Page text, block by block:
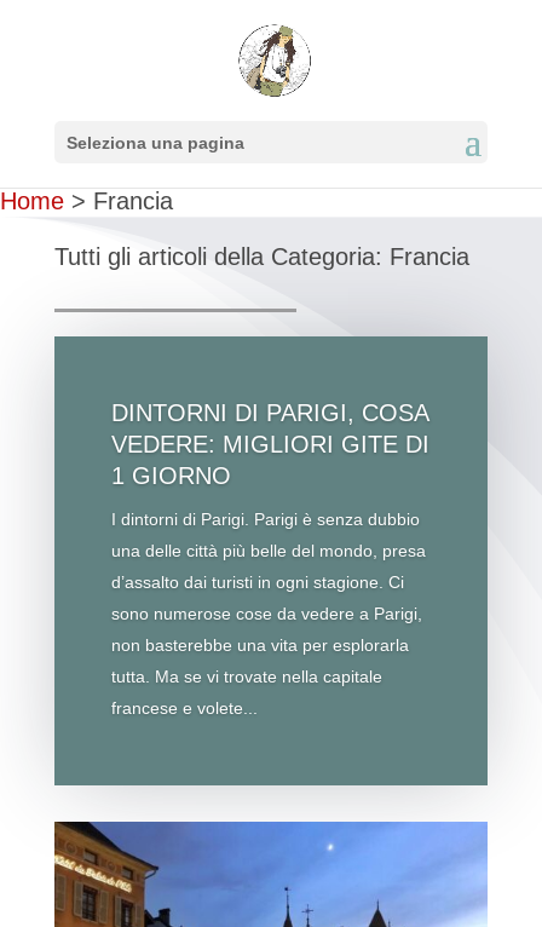
Seleziona una pagina
Home > Francia
Tutti gli articoli della Categoria: Francia
DINTORNI DI PARIGI, COSA
VEDERE: MIGLIORI GITE DI
1 GIORNO
I dintorni di Parigi. Parigi è senza dubbio
una delle città più belle del mondo, presa
d’assalto dai turisti in ogni stagione. Ci
sono numerose cose da vedere a Parigi,
non basterebbe una vita per esplorarla
tutta. Ma se vi trovate nella capitale
francese e volete...